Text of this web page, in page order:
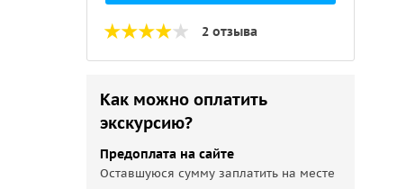
2 отзыва
Как можно оплатить
экскурсию?
Предоплата на сайте
Оставшуюся сумму заплатить на месте